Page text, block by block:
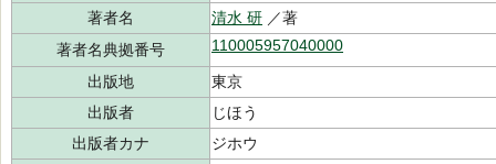
著者名
清水 研 ／著
著者名典拠番号
110005957040000
出版地
東京
出版者
じほう
出版者カナ
ジホウ